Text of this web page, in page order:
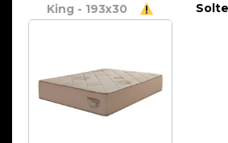
King - 193x30